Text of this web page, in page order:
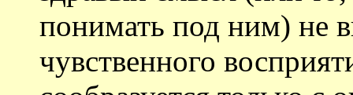
понимать под ним) не
чувственного